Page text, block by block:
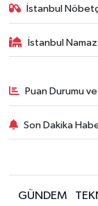
İstanbul
İstanbul
Puan Durumu
Son Dakika
GÜNDEM